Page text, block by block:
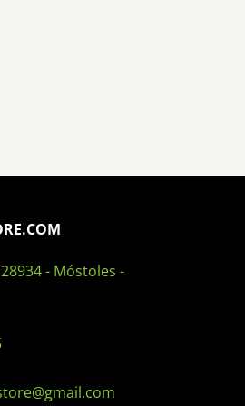
- Móstoles -